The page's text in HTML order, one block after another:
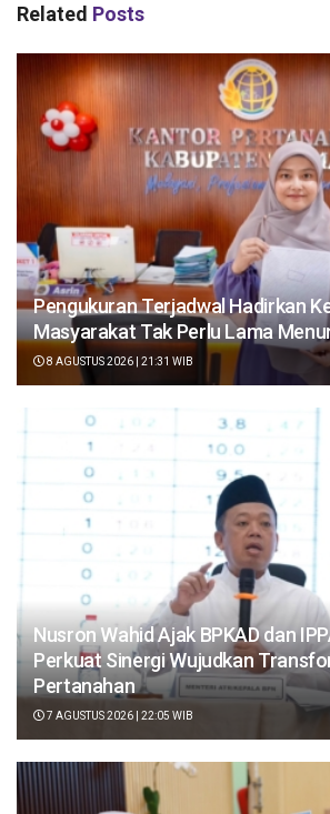
Related Posts
Pengukuran Terjadwal Hadirkan
Masyarakat Tak Perlu Lama
8 AGUSTUS 2026 | 21:31 WIB
Nusron Wahid Ajak BPKAD dan
Perkuat Sinergi Wujudkan
Pertanahan
7 AGUSTUS 2026 | 22:05 WIB